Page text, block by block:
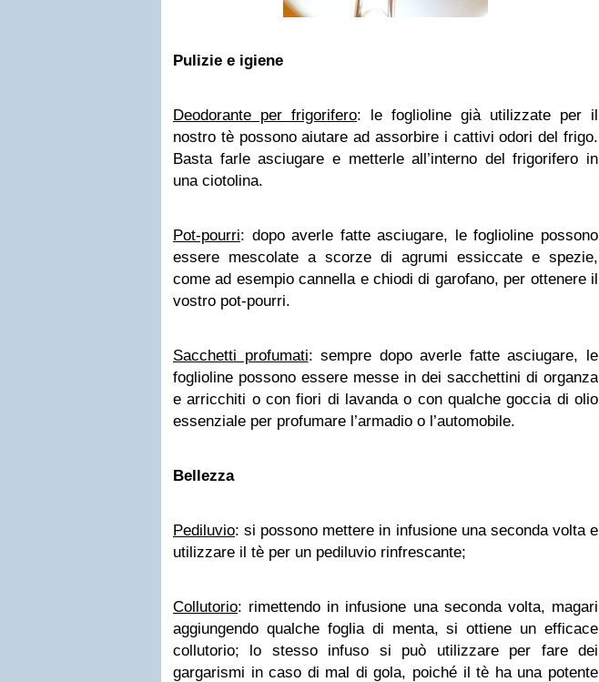
Pulizie e igiene
Deodorante per frigorifero: le foglioline già utilizzate per il
nostro tè possono aiutare ad assorbire i cattivi odori del frigo.
Basta farle asciugare e metterle all’interno del frigorifero in
una ciotolina.
Pot-pourri: dopo averle fatte asciugare, le foglioline possono
essere mescolate a scorze di agrumi essiccate e spezie,
come ad esempio cannella e chiodi di garofano, per ottenere il
vostro pot-pourri.
Sacchetti profumati: sempre dopo averle fatte asciugare, le
foglioline possono essere messe in dei sacchettini di organza
e arricchiti o con fiori di lavanda o con qualche goccia di olio
essenziale per profumare l’armadio o l’automobile.
Bellezza
Pediluvio: si possono mettere in infusione una seconda volta e
utilizzare il tè per un pediluvio rinfrescante;
Collutorio: rimettendo in infusione una seconda volta, magari
aggiungendo qualche foglia di menta, si ottiene un efficace
collutorio; lo stesso infuso si può utilizzare per fare dei
gargarismi in caso di mal di gola, poiché il tè ha una potente